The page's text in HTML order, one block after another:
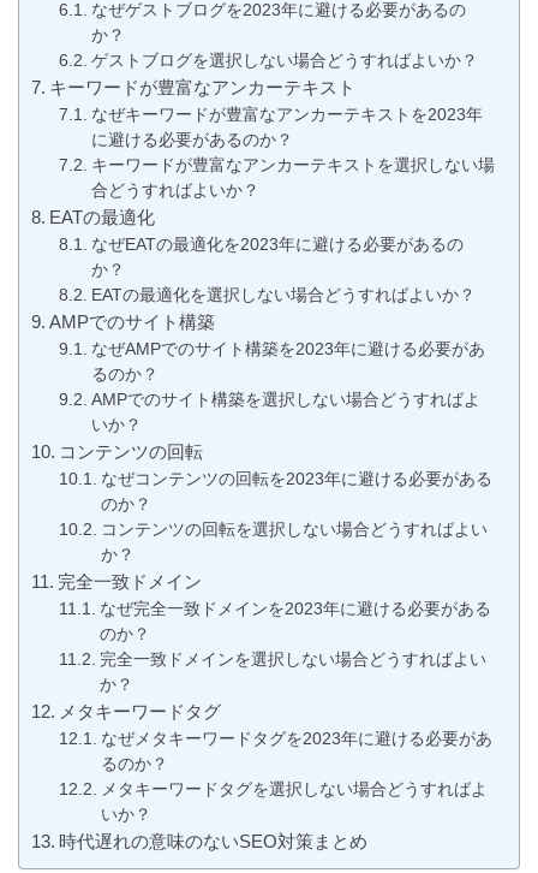
なぜゲストブログを2023年に避ける必要があるの
か？
ゲストブログを選択しない場合どうすればよいか？
キーワードが豊富なアンカーテキスト
なぜキーワードが豊富なアンカーテキストを2023年
に避ける必要があるのか？
キーワードが豊富なアンカーテキストを選択しない場
合どうすればよいか？
EATの最適化
なぜEATの最適化を2023年に避ける必要があるの
か？
EATの最適化を選択しない場合どうすればよいか？
AMPでのサイト構築
なぜAMPでのサイト構築を2023年に避ける必要があ
るのか？
AMPでのサイト構築を選択しない場合どうすればよ
いか？
コンテンツの回転
なぜコンテンツの回転を2023年に避ける必要がある
のか？
コンテンツの回転を選択しない場合どうすればよい
か？
完全一致ドメイン
なぜ完全一致ドメインを2023年に避ける必要がある
のか？
完全一致ドメインを選択しない場合どうすればよい
か？
メタキーワードタグ
なぜメタキーワードタグを2023年に避ける必要があ
るのか？
メタキーワードタグを選択しない場合どうすればよ
いか？
時代遅れの意味のないSEO対策まとめ